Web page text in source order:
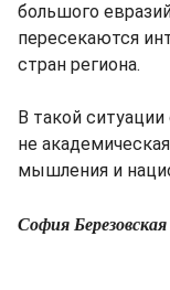
большого
пересекаются
стран региона.
В такой
не
мышления и
София Березовская